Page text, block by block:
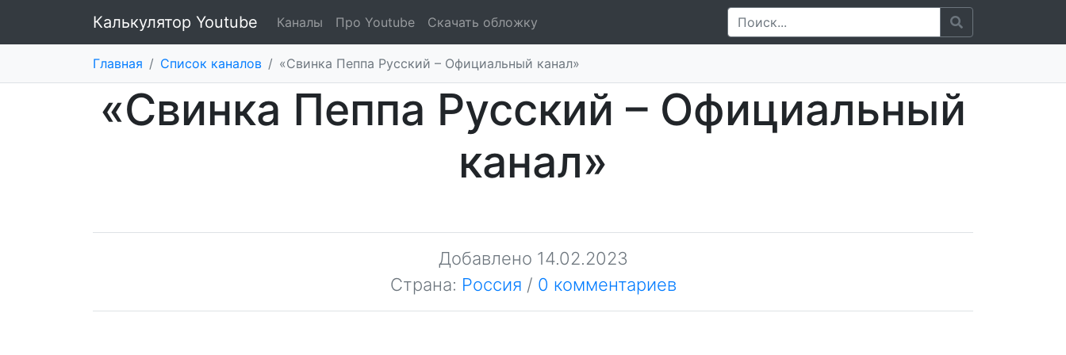
Калькулятор Youtube Каналы Про Youtube Скачать обложку
Главная / Список каналов / «Свинка Пеппа Русский – Официальный канал»
«Свинка Пеппа Русский – Официальный
канал»
Добавлено 14.02.2023
Страна: Россия / 0 комментариев